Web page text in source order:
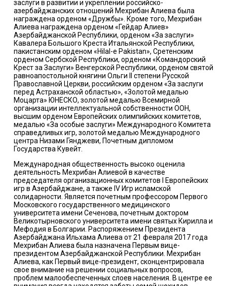
заслуги в развитии и укреплении российско-
азербайджанских отношений Мехрибан Алиева была
награждена орденом «Дружбы». Кроме того, Мехрибан
Алиева награждена орденом «Гейдар Алиев»
Азербайджанской Республики, орденом «За заслуги»
Кавалера Большого Креста Итальянской Республики,
пакистанским орденом «Hilal-e Pakistan», Сретенским
орденом Сербской Республики, орденом «Командорский
Крест за Заслуги» Венгерской Республики, орденом святой
равноапостольной княгини Ольги II степени Русской
Православной Церкви, российским орденом «За заслуги
перед Астраханской областью», «Золотой медалью
Моцарта» ЮНЕСКО, золотой медалью Всемирной
организации интеллектуальной собственности ООН,
высшим орденом Европейских олимпийских комитетов,
медалью «За особые заслуги» Международного Комитета
справедливых игр, золотой медалью Международного
центра Низами Гянджеви, Почетным дипломом
Государства Кувейт.
Международная общественность высоко оценила
деятельность Мехрибан Алиевой в качестве
председателя организационных комитетов I Европейских
игр в Азербайджане, а также IV Игр исламской
солидарности. Является почетным профессором Первого
Московского государственного медицинского
университета имени Сеченова, почетным доктором
Великотырновского университета имени святых Кирилла и
Мефодия в Болгарии. Распоряжением Президента
Азербайджана Ильхама Алиева от 21 февраля 2017 года
Мехрибан Алиева была назначена Первым вице-
президентом Азербайджанской Республики. Мехрибан
Алиева, как Первый вице-президент, сконцентрировала
свое внимание на решении социальных вопросов,
проблем малообеспеченных слоев населения. В центре ее